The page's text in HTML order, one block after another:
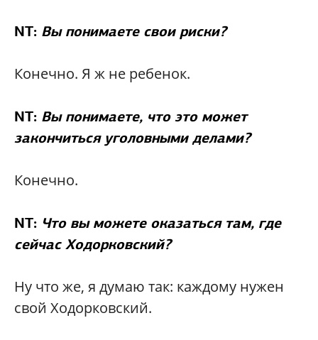
NT: Вы понимаете свои риски?
Конечно. Я ж не ребенок.
NT: Вы понимаете, что это может
закончиться уголовными делами?
Конечно.
NT: Что вы можете оказаться там, где
сейчас Ходорковский?
Ну что же, я думаю так: каждому нужен
свой Ходорковский.